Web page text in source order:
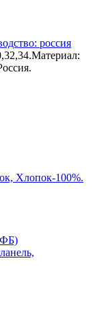
россия
Хлопок-100%.